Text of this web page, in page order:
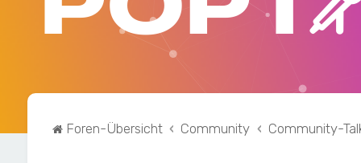
Foren-Übersicht Community Community-